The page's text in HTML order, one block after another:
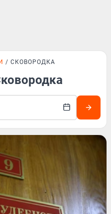
СКОВОРОДКА